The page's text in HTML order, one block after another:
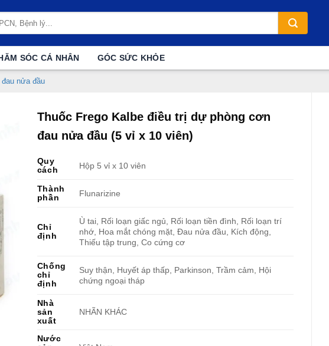
SÓC CÁ NHÂN GÓC SỨC KHỎE
nửa đầu
Thuốc Frego Kalbe điều trị dự phòng cơn
đau nửa đầu (5 vỉ x 10 viên)
Quy
cách
Hộp 5 vỉ x 10 viên
Thành
phần
Flunarizine
Chỉ
định
Ù tai, Rối loạn giấc ngủ, Rối loạn tiền đình, Rối loạn trí
nhớ, Hoa mắt chóng mặt, Đau nửa đầu, Kích động,
Thiếu tập trung, Co cứng cơ
Chống
chỉ
định
Suy thận, Huyết áp thấp, Parkinson, Trầm cảm, Hội
chứng ngoại tháp
Nhà
sản
xuất
NHÃN KHÁC
Nước